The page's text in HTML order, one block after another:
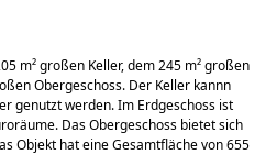
m² großen Keller, dem 245 m² großen
Obergeschoss. Der Keller kannn
genutzt werden. Im Erdgeschoss ist
Das Obergeschoss bietet sich
Objekt hat eine Gesamtfläche von 655